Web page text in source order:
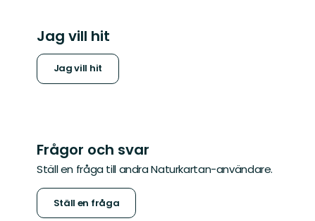
Jag vill hit
Jag vill hit
Frågor och svar
Ställ en fråga till andra Naturkartan-användare.
Ställ en fråga